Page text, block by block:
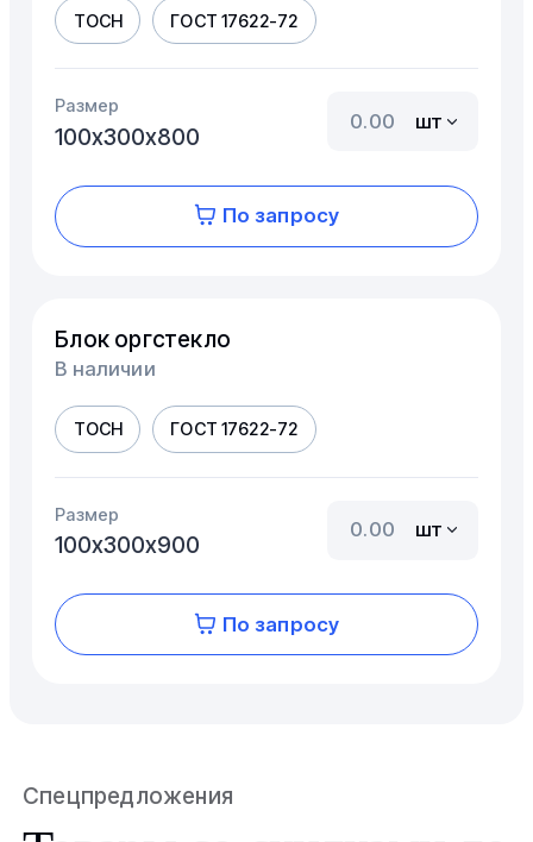
ТОСН ГОСТ 17622-72
Размер
100х300х800
шт
По запросу
Блок оргстекло
В наличии
ТОСН ГОСТ 17622-72
Размер
100х300х900
шт
По запросу
Спецпредложения